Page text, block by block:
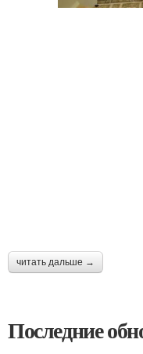
читать дальше →
Последние